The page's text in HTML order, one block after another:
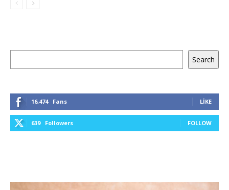
Search
16,474 Fans LIKE
639 Followers FOLLOW